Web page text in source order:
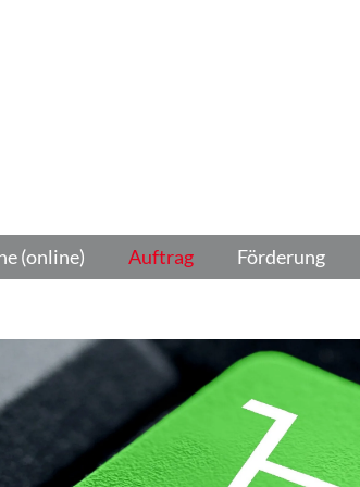
(online) Auftrag Förderung